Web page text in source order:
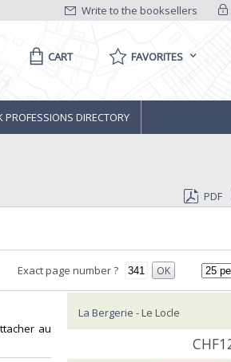
Write to the booksellers
CART FAVORITES
PROFESSIONS DIRECTORY
PDF
Exact page number ? OK
au
La Bergerie - Le Locle